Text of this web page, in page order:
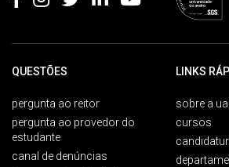
QUESTÕES
pergunta ao reitor
pergunta ao provedor do
estudante
canal de denúncias
LINKS
sobre a ua
cursos